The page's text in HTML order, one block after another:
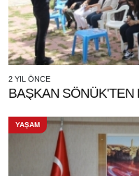
2 YIL ÖNCE
BAŞKAN SÖNÜK'TEN
YAŞAM